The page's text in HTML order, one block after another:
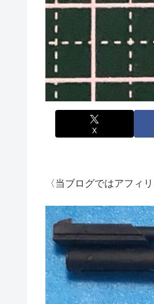
X
〈当ブログではアフィ